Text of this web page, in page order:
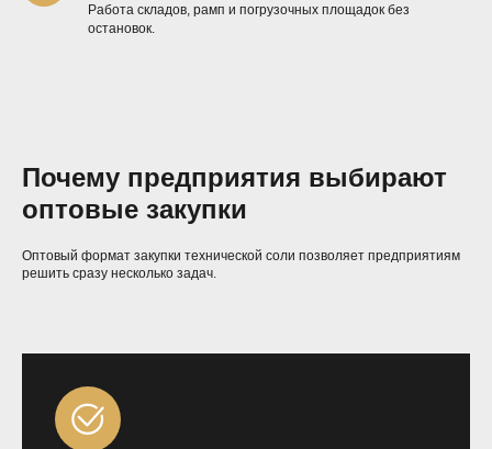
Работа складов, рамп и погрузочных площадок без
остановок.
Почему предприятия выбирают
оптовые закупки
Оптовый формат закупки технической соли позволяет предприятиям
решить сразу несколько задач.